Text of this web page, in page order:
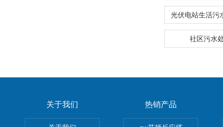
社区污水
关于我们 热销产品